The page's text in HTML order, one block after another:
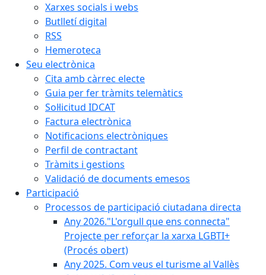
Xarxes socials i webs
Butlletí digital
RSS
Hemeroteca
Seu electrònica
Cita amb càrrec electe
Guia per fer tràmits telemàtics
Sol·licitud IDCAT
Factura electrònica
Notificacions electròniques
Perfil de contractant
Tràmits i gestions
Validació de documents emesos
Participació
Processos de participació ciutadana directa
Any 2026."L'orgull que ens connecta"
Projecte per reforçar la xarxa LGBTI+
(Procés obert)
Any 2025. Com veus el turisme al Vallès